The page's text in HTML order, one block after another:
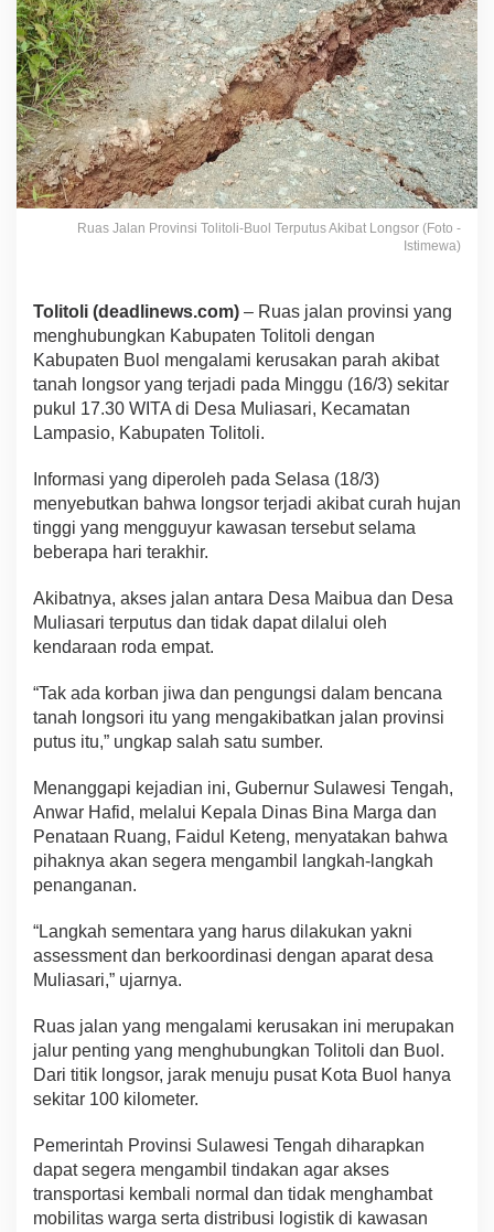
Ruas Jalan Provinsi Tolitoli-Buol Terputus Akibat Longsor (Foto -
Istimewa)
Tolitoli (deadlinews.com) – Ruas jalan provinsi yang
menghubungkan Kabupaten Tolitoli dengan
Kabupaten Buol mengalami kerusakan parah akibat
tanah longsor yang terjadi pada Minggu (16/3) sekitar
pukul 17.30 WITA di Desa Muliasari, Kecamatan
Lampasio, Kabupaten Tolitoli.
Informasi yang diperoleh pada Selasa (18/3)
menyebutkan bahwa longsor terjadi akibat curah hujan
tinggi yang mengguyur kawasan tersebut selama
beberapa hari terakhir.
Akibatnya, akses jalan antara Desa Maibua dan Desa
Muliasari terputus dan tidak dapat dilalui oleh
kendaraan roda empat.
“Tak ada korban jiwa dan pengungsi dalam bencana
tanah longsori itu yang mengakibatkan jalan provinsi
putus itu,” ungkap salah satu sumber.
Menanggapi kejadian ini, Gubernur Sulawesi Tengah,
Anwar Hafid, melalui Kepala Dinas Bina Marga dan
Penataan Ruang, Faidul Keteng, menyatakan bahwa
pihaknya akan segera mengambil langkah-langkah
penanganan.
“Langkah sementara yang harus dilakukan yakni
assessment dan berkoordinasi dengan aparat desa
Muliasari,” ujarnya.
Ruas jalan yang mengalami kerusakan ini merupakan
jalur penting yang menghubungkan Tolitoli dan Buol.
Dari titik longsor, jarak menuju pusat Kota Buol hanya
sekitar 100 kilometer.
Pemerintah Provinsi Sulawesi Tengah diharapkan
dapat segera mengambil tindakan agar akses
transportasi kembali normal dan tidak menghambat
mobilitas warga serta distribusi logistik di kawasan